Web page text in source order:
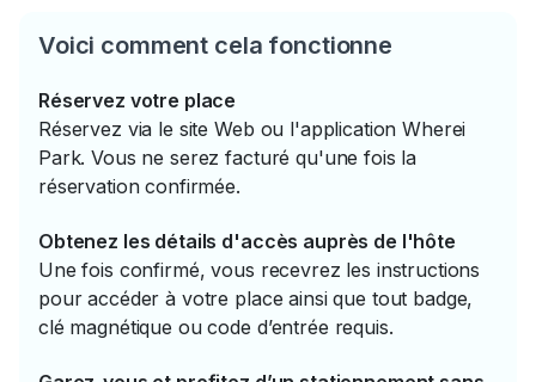
Voici comment cela fonctionne
Réservez votre place
Réservez via le site Web ou l'application Wherei
Park. Vous ne serez facturé qu'une fois la
réservation confirmée.
Obtenez les détails d'accès auprès de l'hôte
Une fois confirmé, vous recevrez les instructions
pour accéder à votre place ainsi que tout badge,
clé magnétique ou code d’entrée requis.